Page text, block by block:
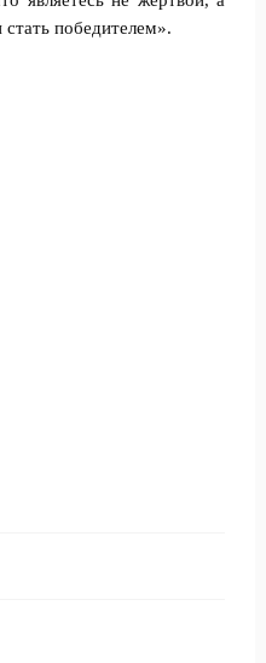
победителем».